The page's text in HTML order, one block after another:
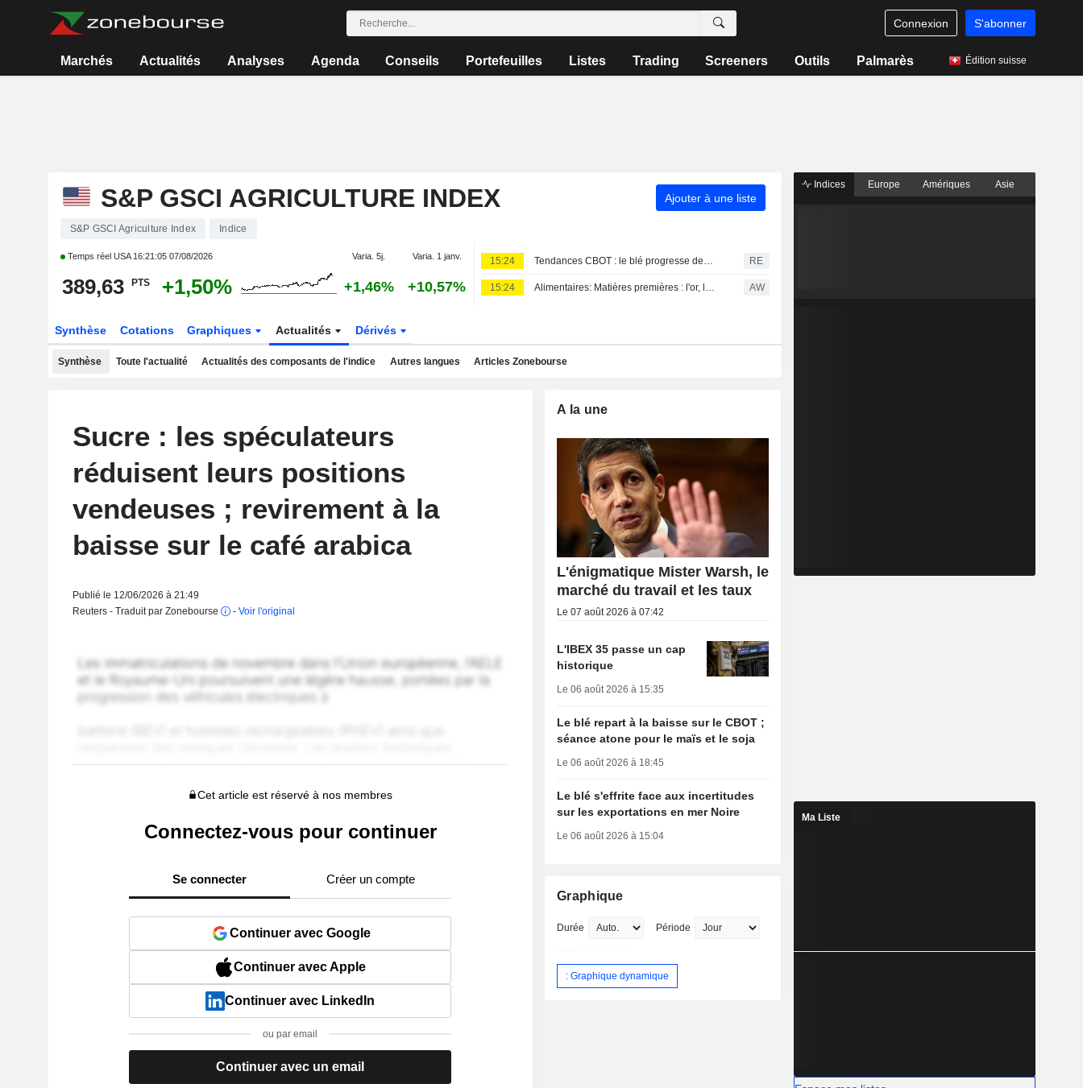
Connexion S'abonner
Marchés Actualités Analyses Agenda Conseils Portefeuilles Listes Trading Screeners Outils Palmarès Édition suisse
S&P GSCI AGRICULTURE INDEX Ajouter à une liste
S&P GSCI Agriculture Index Indice
Temps réel USA 16:21:05 07/08/2026 Varia. 5j. Varia. 1 janv.
389,63 PTS +1,50% +1,46% +10,57%
15:24 Tendances CBOT : le blé progresse de 4 à 6 cents, le maïs et le soja gagnent 3 à 5 cents RE
15:24 Alimentaires: Matières premières : l'or, le cuivre et le sucre grimpent AW
Synthèse Cotations Graphiques Actualités Dérivés
Synthèse Toute l'actualité Actualités des composants de l'indice Autres langues Articles Zonebourse
Sucre : les spéculateurs
réduisent leurs positions
vendeuses ; revirement à la
baisse sur le café arabica
Publié le 12/06/2026 à 21:49
Reuters - Traduit par Zonebourse
- Voir l'original
Cet article est réservé à nos membres
Connectez-vous pour continuer
Se connecter Créer un compte
Continuer avec Google
Continuer avec Apple
Continuer avec LinkedIn
ou par email
Continuer avec un email
A la une
L'énigmatique Mister Warsh, le
marché du travail et les taux
Le 07 août 2026 à 07:42
L'IBEX 35 passe un cap
historique
Le 06 août 2026 à 15:35
Le blé repart à la baisse sur le CBOT ;
séance atone pour le maïs et le soja
Le 06 août 2026 à 18:45
Le blé s'effrite face aux incertitudes
sur les exportations en mer Noire
Le 06 août 2026 à 15:04
Graphique
Durée Période
: Graphique dynamique
Indices Europe Amériques Asie
Ma Liste